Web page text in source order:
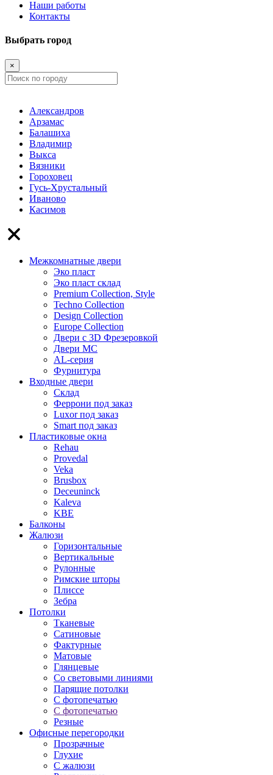
Наши работы
Контакты
Выбрать город
×
Александров
Арзамас
Балашиха
Владимир
Выкса
Вязники
Гороховец
Гусь-Хрустальный
Иваново
Касимов
Межкомнатные двери
Эко пласт
Эко пласт склад
Premium Collection, Style
Techno Collection
Design Collection
Europe Collection
Двери с 3D Фрезеровкой
Двери МС
AL-серия
Фурнитура
Входные двери
Склад
Феррони под заказ
Luxor под заказ
Smart под заказ
Пластиковые окна
Rehau
Provedal
Veka
Brusbox
Deceuninck
Kaleva
KBE
Балконы
Жалюзи
Горизонтальные
Вертикальные
Рулонные
Римские шторы
Плиссе
Зебра
Потолки
Тканевые
Сатиновые
Фактурные
Матовые
Глянцевые
Со световыми линиями
Парящие потолки
С фотопечатью
С фотопечатью
Резные
Офисные перегородки
Прозрачные
Глухие
С жалюзи